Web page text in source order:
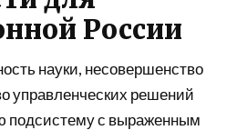
России
науки, несовершенство
управленческих решений
подсистему с выраженным